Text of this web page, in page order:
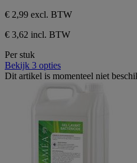
€ 2,99 excl. BTW
€ 3,62 incl. BTW
Per stuk
Bekijk 3 opties
Dit artikel is momenteel niet